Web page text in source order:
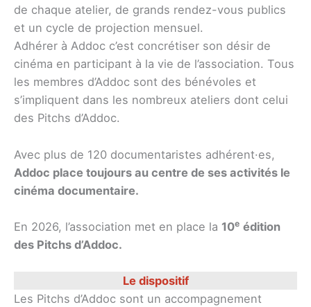
de chaque atelier, de grands rendez-vous publics
et un cycle de projection mensuel.
Adhérer à Addoc c’est concrétiser son désir de
cinéma en participant à la vie de l’association. Tous
les membres d’Addoc sont des bénévoles et
s’impliquent dans les nombreux ateliers dont celui
des Pitchs d’Addoc.
Avec plus de 120 documentaristes adhérent·es,
Addoc place toujours au centre de ses activités le
cinéma documentaire.
En 2026, l’association met en place la 10e édition
des Pitchs d’Addoc.
Le dispositif
Les Pitchs d’Addoc sont un accompagnement